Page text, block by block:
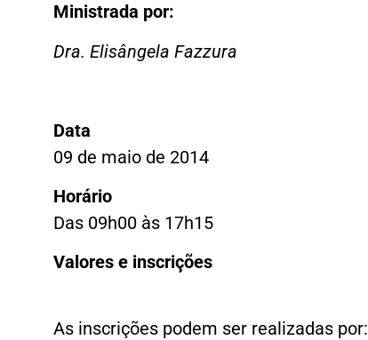
Ministrada por:
Dra. Elisângela Fazzura
Data
09 de maio de 2014
Horário
Das 09h00 às 17h15
Valores e inscrições
As inscrições podem ser realizadas por: